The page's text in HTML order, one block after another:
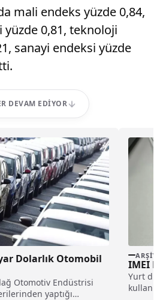
mali endeks yüzde 0,84,
0,81, teknoloji
sanayi endeksi yüzde
DEVAM EDIYOR
Dolarlık Otomobil
Otomotiv Endüstrisi
yaptığı
ARŞIV
IMEI
Yurt